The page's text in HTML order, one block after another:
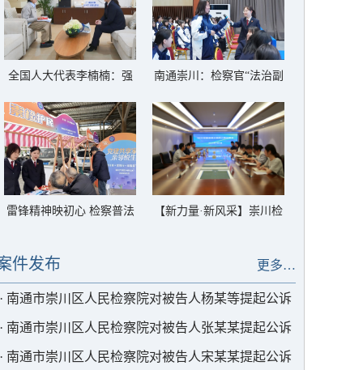
全国人大代表李楠楠：强
愁盼
南通崇川：检察官“法治副
雷锋精神映初心 检察普法
【新力量·新风采】崇川检
更多…
件发布
南通市崇川区人民检察院对被告人杨某等提起公诉
南通市崇川区人民检察院对被告人张某某提起公诉
南通市崇川区人民检察院对被告人宋某某提起公诉